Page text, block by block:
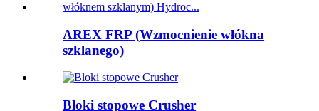
AREX FRP (Wzmocnienie włókna
szklanego)
Bloki stopowe Crusher